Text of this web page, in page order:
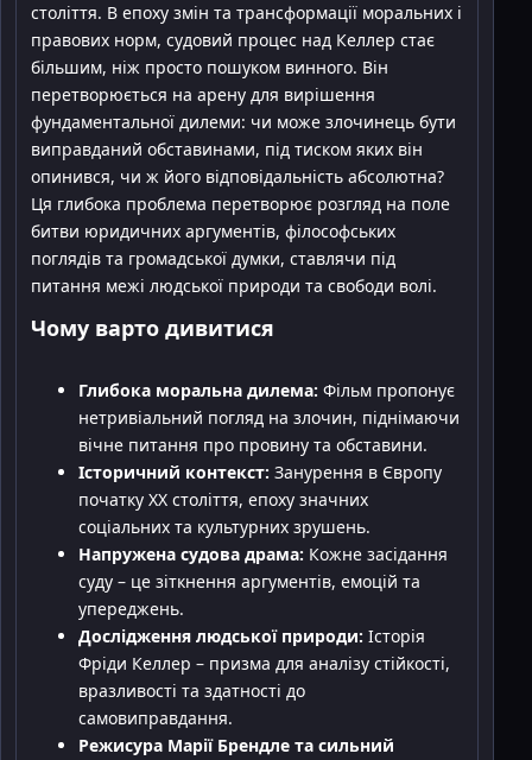
століття. В епоху змін та трансформації моральних і
правових норм, судовий процес над Келлер стає
більшим, ніж просто пошуком винного. Він
перетворюється на арену для вирішення
фундаментальної дилеми: чи може злочинець бути
виправданий обставинами, під тиском яких він
опинився, чи ж його відповідальність абсолютна?
Ця глибока проблема перетворює розгляд на поле
битви юридичних аргументів, філософських
поглядів та громадської думки, ставлячи під
питання межі людської природи та свободи волі.
Чому варто дивитися
Глибока моральна дилема: Фільм пропонує
нетривіальний погляд на злочин, піднімаючи
вічне питання про провину та обставини.
Історичний контекст: Занурення в Європу
початку XX століття, епоху значних
соціальних та культурних зрушень.
Напружена судова драма: Кожне засідання
суду – це зіткнення аргументів, емоцій та
упереджень.
Дослідження людської природи: Історія
Фріди Келлер – призма для аналізу стійкості,
вразливості та здатності до
самовиправдання.
Режисура Марії Брендле та сильний